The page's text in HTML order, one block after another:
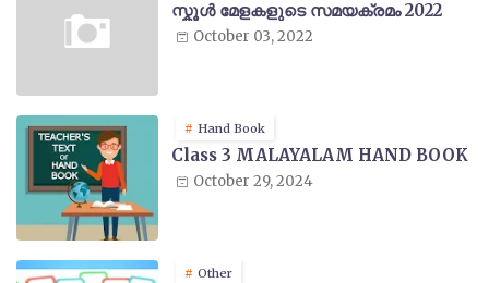
സ്കൂൾ മേളകളുടെ സമയക്രമം 2022
October 03, 2022
Hand Book
Class 3 MALAYALAM HAND BOOK
October 29, 2024
Other